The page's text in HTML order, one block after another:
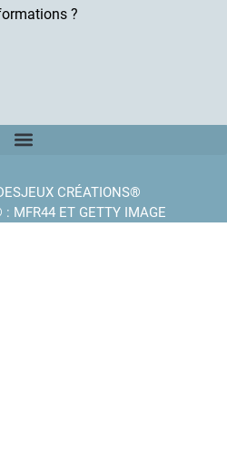
?
CRÉATIONS®
: MFR44 ET GETTY IMAGE